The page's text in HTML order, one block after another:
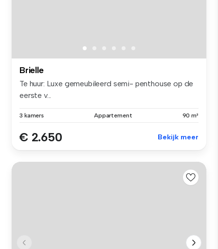
Brielle
Te huur: Luxe gemeubileerd semi- penthouse op de
eerste v...
3 kamers Appartement 90 m²
€ 2.650 Bekijk meer